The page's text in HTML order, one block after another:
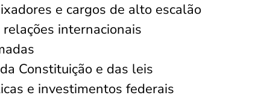
e cargos de alto escalão
internacionais
Constituição e das leis
e investimentos federais